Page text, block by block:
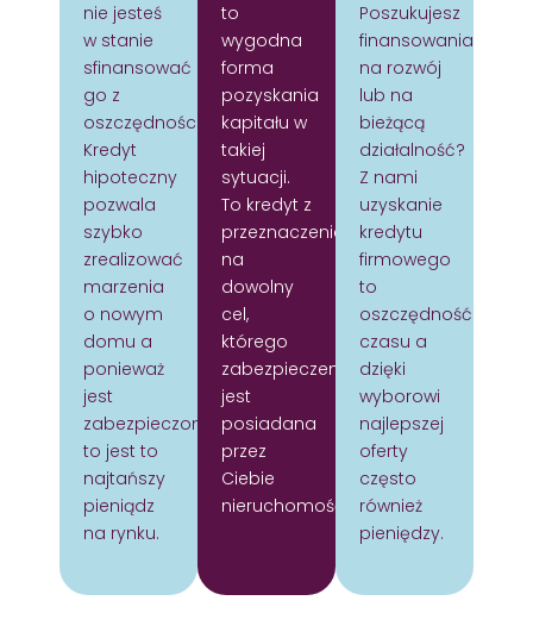
nie jesteś
w stanie
sfinansować
go z
oszczędności?
Kredyt
hipoteczny
pozwala
szybko
zrealizować
marzenia
o nowym
domu a
ponieważ
jest
zabezpieczony
to jest to
najtańszy
pieniądz
na rynku.
to
wygodna
forma
pozyskania
kapitału w
takiej
sytuacji.
To kredyt z
przeznaczeniem
na
dowolny
cel,
którego
zabezpieczeniem
jest
posiadana
przez
Ciebie
nieruchomość.
Poszukujesz
finansowania
na rozwój
lub na
bieżącą
działalność?
Z nami
uzyskanie
kredytu
firmowego
to
oszczędność
czasu a
dzięki
wyborowi
najlepszej
oferty
często
również
pieniędzy.